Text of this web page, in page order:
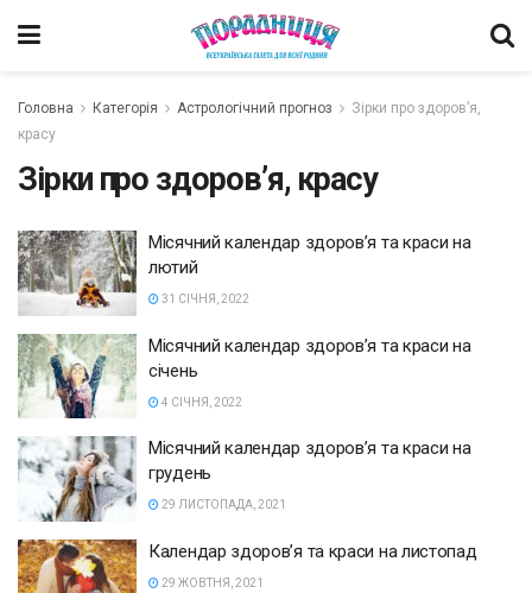
Головна Категорія Астрологічний прогноз
Зірки про здоров’я,
красу
Зірки про здоров’я, красу
Місячний календар здоров’я та краси на
лютий
31 СІЧНЯ, 2022
Місячний календар здоров’я та краси на
січень
4 СІЧНЯ, 2022
Місячний календар здоров’я та краси на
грудень
29 ЛИСТОПАДА, 2021
Календар здоров’я та краси на листопад
29 ЖОВТНЯ, 2021